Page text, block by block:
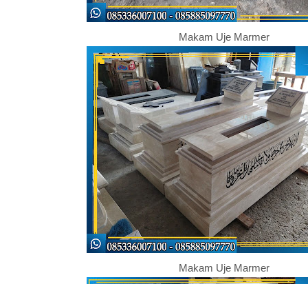
Makam Uje Marmer
Makam Uje Marmer